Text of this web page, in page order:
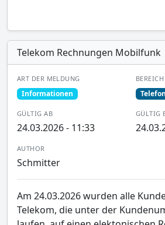
Telekom Rechnungen Mobilfunk
ART DER MELDUNG
Informationen
BEREICH
GÜLTIG AB
24.03.2026 - 11:33
GÜLTIG
AUTHOR
Schmitter
Am 24.03.2026 wurden alle
Telekom, die unter der